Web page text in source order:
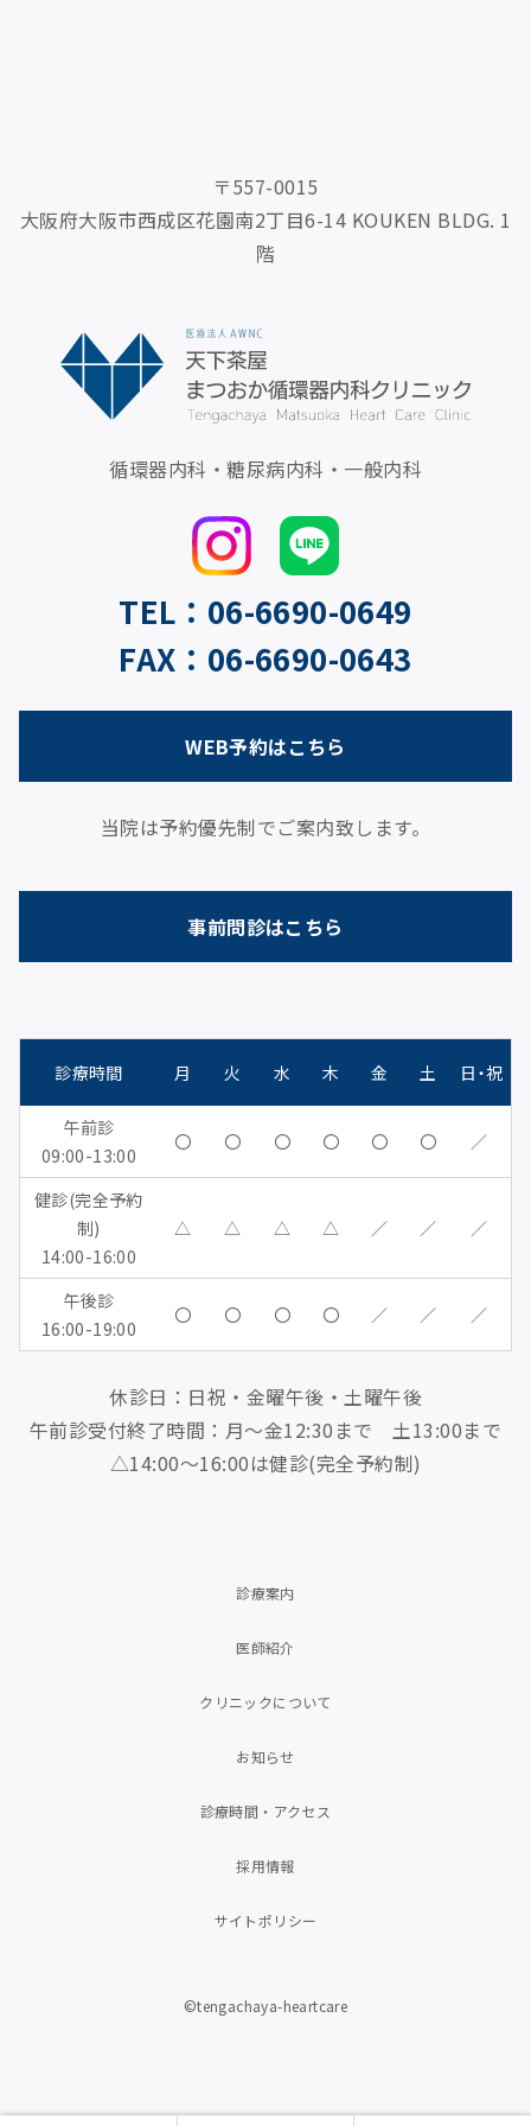
循環器内科・糖尿病内科・一般内科
TEL：06-6690-0649
FAX：06-6690-0643
WEB予約はこちら
当院は予約優先制でご案内致します。
事前問診はこちら
診療時間 月 火 水 木 金 土 日・祝
午前診
09:00-13:00
〇 〇 〇 〇 〇 〇 ／
健診(完全予約
制)
14:00-16:00
△ △ △ △ ／ ／ ／
午後診
16:00-19:00
〇 〇 〇 〇 ／ ／ ／
休診日：日祝・金曜午後・土曜午後
午前診受付終了時間：月～金12:30まで 土13:00まで
△14:00～16:00は健診(完全予約制)
〒557-0015
大阪府大阪市西成区花園南2丁目6-14 KOUKEN BLDG. 1
階
診療案内
医師紹介
クリニックについて
お知らせ
診療時間・アクセス
採用情報
サイトポリシー
©tengachaya-heartcare